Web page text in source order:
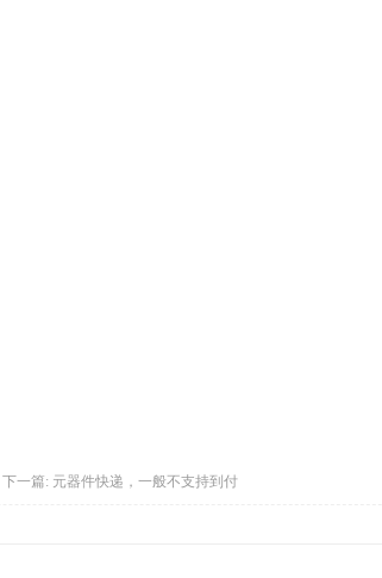
下一篇: 元器件快递，一般不支持到付